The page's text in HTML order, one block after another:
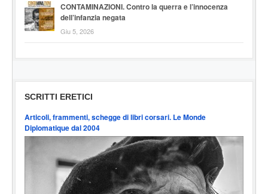
CONTAMINAZIONI. Contro la querra e l’innocenza
dell’infanzia negata
Giu 5, 2026
SCRITTI ERETICI
Articoli, frammenti, schegge di libri corsari. Le Monde
Diplomatique dal 2004